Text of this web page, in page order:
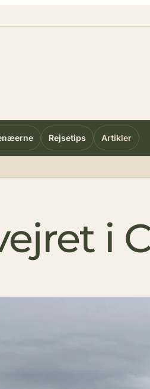
Rejsetips Artikler
i